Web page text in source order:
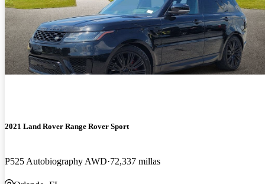
2021 Land Rover Range Rover Sport
P525 Autobiography AWD 72,337 millas